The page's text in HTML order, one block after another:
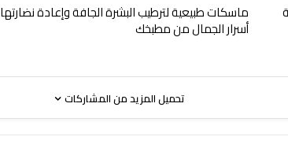
ماسكات طبيعية لترطيب البشرة الجافة وإعادة نضارتها
أسرار الجمال من مطبخك
تحميل المزيد من المشاركات